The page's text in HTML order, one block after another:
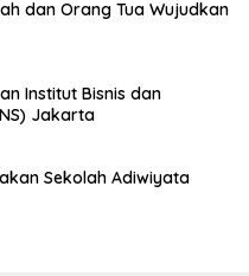
dan Orang Tua Wujudkan
Institut Bisnis dan
Jakarta
Sekolah Adiwiyata